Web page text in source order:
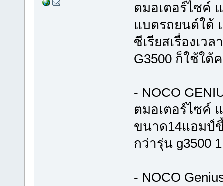
ตมอเตอร์ไซค์
แบตรถยนต์ใด้
ซีเรียสเรื่องเว
G3500 ก็ใช้ใด้
- NOCO
ตมอเตอร์ไซค์
ขนาด14แอมป์
กว่ารุ่น g3500
- NOCO